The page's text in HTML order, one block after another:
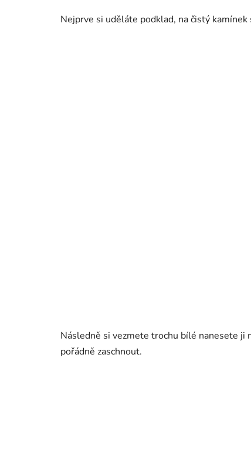
Nejprve si uděláte podklad, na čistý
Následně si vezmete trochu bílé nanesete ji
pořádně zaschnout.